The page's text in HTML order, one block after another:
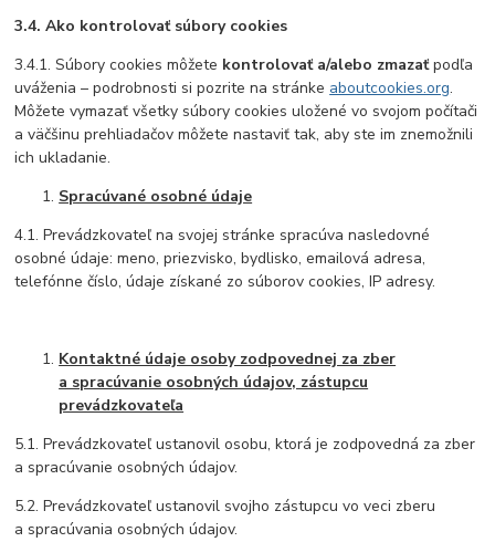
3.4. Ako kontrolovať súbory cookies
3.4.1. Súbory cookies môžete kontrolovať a/alebo zmazaťpodľa
uváženia – podrobnosti si pozrite na stránke aboutcookies.org.
Môžete vymazať všetky súbory cookies uložené vo svojom počítači
a väčšinu prehliadačov môžete nastaviť tak, aby ste im znemožnili
ich ukladanie.
Spracúvané osobné údaje
4.1. Prevádzkovateľ na svojej stránke spracúva nasledovné
osobné údaje: meno, priezvisko, bydlisko, emailová adresa,
telefónne číslo, údaje získané zo súborov cookies, IP adresy.
Kontaktné údaje osoby zodpovednej za zber
a spracúvanie osobných údajov, zástupcu
prevádzkovateľa
5.1. Prevádzkovateľ ustanovil osobu, ktorá je zodpovedná za zber
a spracúvanie osobných údajov.
5.2. Prevádzkovateľ ustanovil svojho zástupcu vo veci zberu
a spracúvania osobných údajov.